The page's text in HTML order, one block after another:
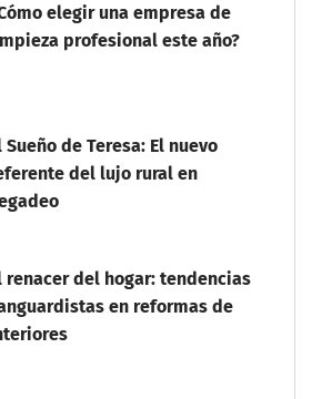
elegir una empresa de
profesional este año?
Sueño de Teresa: El nuevo
del lujo rural en
renacer del hogar: tendencias
en reformas de